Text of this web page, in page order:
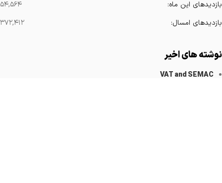
بازدیدهای این ماه:
۵۴,۵۶۴
بازدیدهای امسال:
۳۷۲,۴۱۲
نوشته های اخیر
VAT and SEMAC